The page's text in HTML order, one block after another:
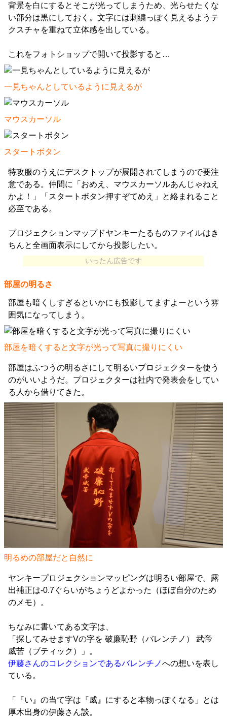
背景を白にするとそこが光ってしまうため、光らせたくな
い部分は黒にしておく。文字には刺繍っぽく見えるようテ
クスチャを重ねて立体感を出している。
これをフォトショップで開いて投影すると…
一見ちゃんとしているように見えるが
マウスカーソル
スタートボタン
特攻服のうえにデスクトップが展開されてしまうので要注
意である。仲間に「おめえ、マウスカーソルあんじゃねえ
かよ！」「スタートボタン押すぞてめえ」と絡まれること
必至である。
プロジェクションマップドヤンキーたるものファイルはき
ちんと全画面表示にしてから投影したい。
いったん広告です
部屋の明るさ
部屋も暗くしすぎるといかにも投影してますよーという雰
囲気になってしまう。
部屋を暗くすると文字が光って写真に撮りにくい
部屋はふつうの明るさにして明るいプロジェクターを使う
のがいいようだ。プロジェクターは社内で発表会をしてい
る人から借りてきた。
明るめの部屋だと自然に
ヤンキープロジェクションマッピングは明るい部屋で。露
出補正は-0.7ぐらいがちょうどよかった（ほぼ自分のため
のメモ）。
ちなみに書いてある文字は、
「探してみせますVの字を 破廉恥野（バレンチノ） 武帝
威苦（ブティック）」。
伊藤さんのコレクションであるバレンチノへの想いを表し
ている。
「『い』の当て字は『威』にすると本物っぽくなる」とは
厚木出身の伊藤さん談。